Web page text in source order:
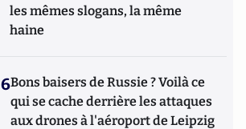
les mêmes slogans, la même
haine
6Bons baisers de Russie ? Voilà ce
qui se cache derrière les attaques
aux drones à l'aéroport de Leipzig